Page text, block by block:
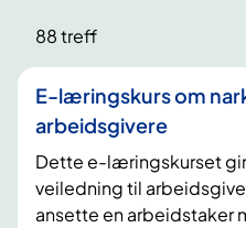
t
Nullstill
88 treff
E-læringskurs om
arbeidsgivere
Dette e-læringskurset
veiledning til
ansette en arbeidstaker